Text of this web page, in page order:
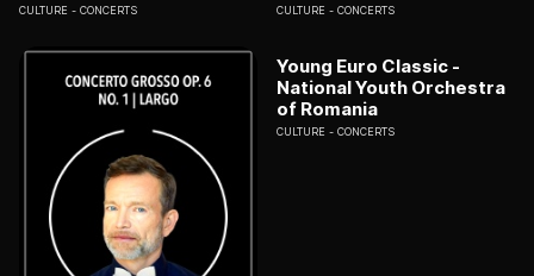
CULTURE CONCERTS CULTURE CONCERTS
Young Euro Classic -
National Youth Orchestra
of Romania
CULTURE CONCERTS